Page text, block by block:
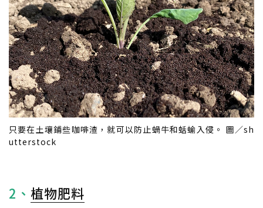
只要在土壤鋪些咖啡渣，就可以防止蝸牛和蛞蝓入侵。 圖／sh
utterstock
2、 植物肥料